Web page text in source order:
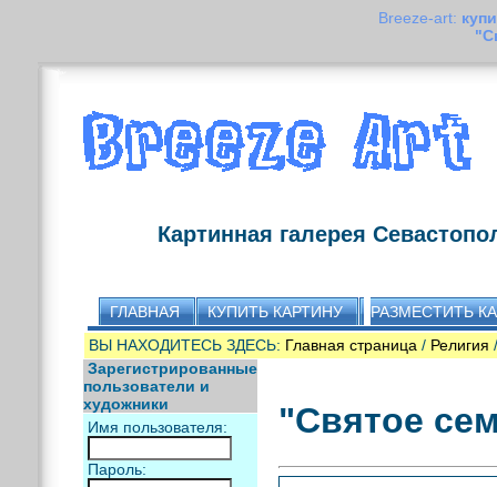
Breeze-art:
Картинная галерея
ГЛАВНАЯ КУПИТЬ КАРТИНУ
РАЗМЕСТИТЬ
ВЫ НАХОДИТЕСЬ ЗДЕСЬ: Главная страница / Религия
Зарегистрированные
пользователи и
художники
Имя пользователя:
Пароль:
"Святое